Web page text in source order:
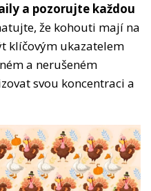
a pozorujte každou
že kohouti mají na
klíčovým ukazatelem
a nerušeném
svou koncentraci a